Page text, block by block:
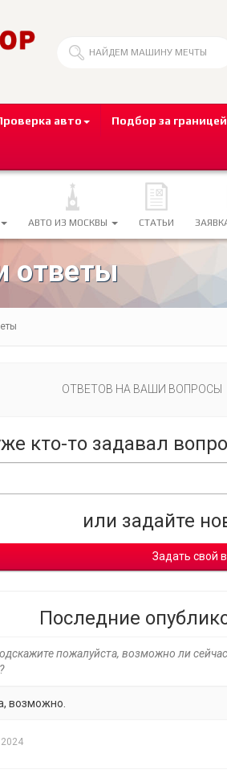
авто Подбор за границей
АВТО ИЗ МОСКВЫ СТАТЬИ
ответы
ОТВЕТОВ НА ВАШИ ВОПРОСЫ
кто-то задавал
или задайте
Задать свой
Последние
пожалуйста, возможно ли
возможно.